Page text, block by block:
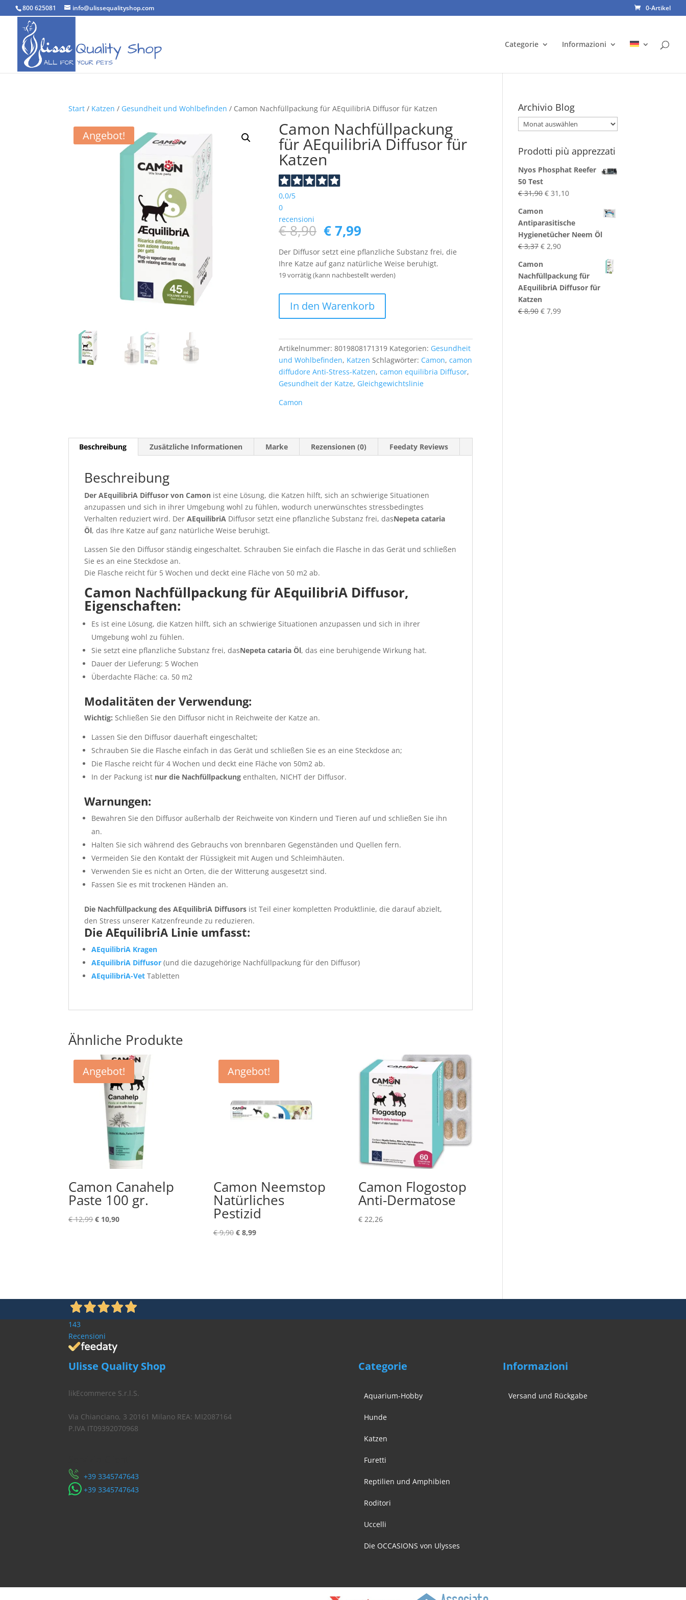
800 625081 info@ulissequalityshop.com 0-Artikel
Categorie Informazioni
Start / Katzen / Gesundheit und Wohlbefinden / Camon Nachfüllpackung für AEquilibriA Diffusor für Katzen
Angebot! Camon Nachfüllpackung
für AEquilibriA Diffusor für
Katzen
0,0/5
0
recensioni
€8,90 Ursprünglicher
Preis
war:
€ 8,90
€7,99
ist:
€ 7,99.
Der Diffusor setzt eine pflanzliche Substanz frei, die
Ihre Katze auf ganz natürliche Weise beruhigt.
19 vorrätig (kann nachbestellt werden)
Nachfüllpackung
für
Diffusor
für
Katzen
Menge
In den Warenkorb
Artikelnummer:8019808171319 Kategorien: Gesundheit
und Wohlbefinden, Katzen Schlagwörter: Camon,camon
diffudore Anti-Stress-Katzen,camon equilibria Diffusor,
Gesundheit der Katze, Gleichgewichtslinie
Camon
Beschreibung Zusätzliche Informationen Marke Rezensionen (0) Feedaty Reviews
Beschreibung
Der AEquilibriA Diffusor von Camon ist eine Lösung, die Katzen hilft, sich an schwierige Situationen
anzupassen und sich in ihrer Umgebung wohl zu fühlen, wodurch unerwünschtes stressbedingtes
Verhalten reduziert wird. DerAEquilibriA Diffusor setzt eine pflanzliche Substanz frei, dasNepeta cataria
Öl, das Ihre Katze auf ganz natürliche Weise beruhigt.
Lassen Sie den Diffusor ständig eingeschaltet. Schrauben Sie einfach die Flasche in das Gerät und schließen
Sie es an eine Steckdose an.
Die Flasche reicht für 5 Wochen und deckt eine Fläche von 50 m2 ab.
Camon Nachfüllpackung für AEquilibriA Diffusor,
Eigenschaften:
Es ist eine Lösung, die Katzen hilft, sich an schwierige Situationen anzupassen und sich in ihrer
Umgebung wohl zu fühlen.
Sie setzt eine pflanzliche Substanz frei, dasNepeta cataria Öl, das eine beruhigende Wirkung hat.
Dauer der Lieferung: 5 Wochen
Überdachte Fläche: ca. 50 m2
Modalitäten der Verwendung:
Wichtig: Schließen Sie den Diffusor nicht in Reichweite der Katze an.
Lassen Sie den Diffusor dauerhaft eingeschaltet;
Schrauben Sie die Flasche einfach in das Gerät und schließen Sie es an eine Steckdose an;
Die Flasche reicht für 4 Wochen und deckt eine Fläche von 50m2 ab.
In der Packung ist nur die Nachfüllpackung enthalten, NICHT der Diffusor.
Warnungen:
Bewahren Sie den Diffusor außerhalb der Reichweite von Kindern und Tieren auf und schließen Sie ihn
an.
Halten Sie sich während des Gebrauchs von brennbaren Gegenständen und Quellen fern.
Vermeiden Sie den Kontakt der Flüssigkeit mit Augen und Schleimhäuten.
Verwenden Sie es nicht an Orten, die der Witterung ausgesetzt sind.
Fassen Sie es mit trockenen Händen an.
Die Nachfüllpackung des AEquilibriA Diffusors ist Teil einer kompletten Produktlinie, die darauf abzielt,
den Stress unserer Katzenfreunde zu reduzieren.
Die AEquilibriA Linie umfasst:
AEquilibriA Kragen
AEquilibriA Diffusor (und die dazugehörige Nachfüllpackung für den Diffusor)
AEquilibriA-Vet Tabletten
Ähnliche Produkte
Angebot!
Camon Canahelp
Paste 100 gr.
€12,99Ursprünglicher
€ 10,90Aktueller
Angebot!
Camon Neemstop
Natürliches
Pestizid
€9,90 Ursprünglicher
€8,99Aktueller
Camon Flogostop
Anti-Dermatose
€22,26
Archivio Blog
Archivio
Blog
Prodotti più apprezzati
Nyos Phosphat Reefer
50 Test
€31,90 Ursprünglicher
€ 31,90
€ 31,10Aktueller
€ 31,10.
Camon
Antiparasitische
Hygienetücher Neem Öl
€3,37 Ursprünglicher
war:
€ 3,37
€ 2,90Aktueller
€ 2,90.
Camon
Nachfüllpackung für
AEquilibriA Diffusor für
Katzen
€8,90 Ursprünglicher
€ 7,99Aktueller
143
Recensioni
Ulisse Quality Shop
likEcommerce S.r.l.S.
Via Chianciano, 3 20161 Milano REA: MI2087164
P.IVA IT09392070968
​+39 3345747643
​+39 3345747643
Categorie
Aquarium-Hobby
Hunde
Katzen
Furetti
Reptilien und Amphibien
Roditori
Uccelli
Die OCCASIONS von Ulysses
Informazioni
Versand und Rückgabe